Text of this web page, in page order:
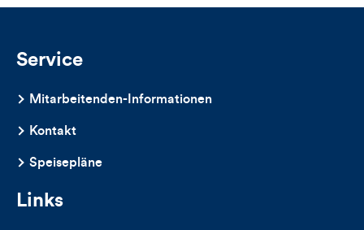
Service
Mitarbeitenden-Informationen
Kontakt
Speisepläne
Links